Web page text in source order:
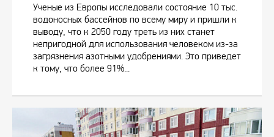
Ученые из Европы исследовали состояние 10 тыс.
водоносных бассейнов по всему миру и пришли к
выводу, что к 2050 году треть из них станет
непригодной для использования человеком из-за
загрязнения азотными удобрениями. Это приведет
к тому, что более 91%...